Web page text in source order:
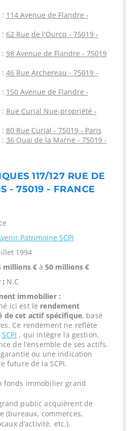
114 Avenue de Flandre -
62 Rue de l'Ourcq - 75019 -
98 Avenue de Flandre - 75019
46 Rue Archereau - 75019 -
150 Avenue de Flandre -
Rue Curial Nue-propriété -
80 Rue Curial - 75019 - Paris
36 Quai de la Marne - 75019 -
117/127 RUE DE
- 75019 - FRANCE
Patrimoine SCPI
1994
millions €à 50 millions €
:N.C
immobilier :
ici est le rendement
cet actif spécifique, basé
Ce rendement ne reflète
SCPI , qui intègre la gestion,
de l’ensemble de ses actifs.
ou une indication
future de la SCPI.
fonds immobilier grand
public acquièrent de
(bureaux, commerces,
d’activité, etc.).